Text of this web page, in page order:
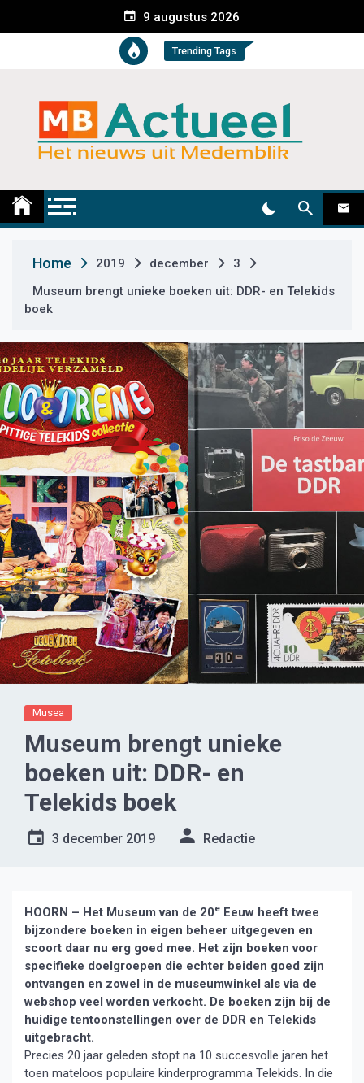
e
t
9 augustus 2026
Trending Tags
Medemblik Actueel
Home 2019 december
3
Museum brengt unieke boeken uit: DDR- en Telekids
boek
Musea
Museum brengt unieke
boeken uit: DDR- en
Telekids boek
3 december 2019 Redactie
HOORN – Het Museum van de 20e Eeuw heeft twee
bijzondere boeken in eigen beheer uitgegeven en
scoort daar nu erg goed mee. Het zijn boeken voor
specifieke doelgroepen die echter beiden goed zijn
ontvangen en zowel in de museumwinkel als via de
webshop veel worden verkocht. De boeken zijn bij de
huidige tentoonstellingen over de DDR en Telekids
uitgebracht.
Precies 20 jaar geleden stopt na 10 succesvolle jaren het
toen mateloos populaire kinderprogramma Telekids. In die